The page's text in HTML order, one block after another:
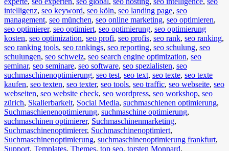
intelligenz, seo keyword, seo köln, seo landing page, seo
management, seo münchen, seo online marketing, seo optimieren,
seo optimierer, seo optimiert, seo optimierung, seo optimierung
kosten, seo optimization, seo profi, seo profis, seo rank, seo ranking,
seo ranking tools, seo rankings, seo reporting, seo schulung, seo
schulungen, seo schweiz, seo search engine optimization, seo
seminar, seo seminare, seo software, seo spezialisten, seo
suchmaschinenoptimierung, seo test, seo text, seo texte, seo texte
kaufen, seo texten, seo texter, seo tools, seo traffic, seo webseite, seo
webseiten, seo website check, seo wordpress, seo workshop, seo
zürich, Skalierbarkeit, Social Media, suchmaschienen optimierung,
Suchmaschienenoptimierung, suchmaschine optimierung,
suchmaschinen optimierer, Suchmaschinenmarketing,
Suchmaschinenoptimierer, Suchmaschinenoptimiert,
Suchmaschinenoptimierung, suchmaschinenoptimierung frankfurt,
Support, Templates, Themes, top seo, torsten Monnard,